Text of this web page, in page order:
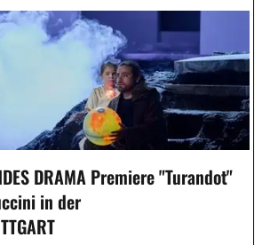
DRAMA Premiere "Turandot"
in der